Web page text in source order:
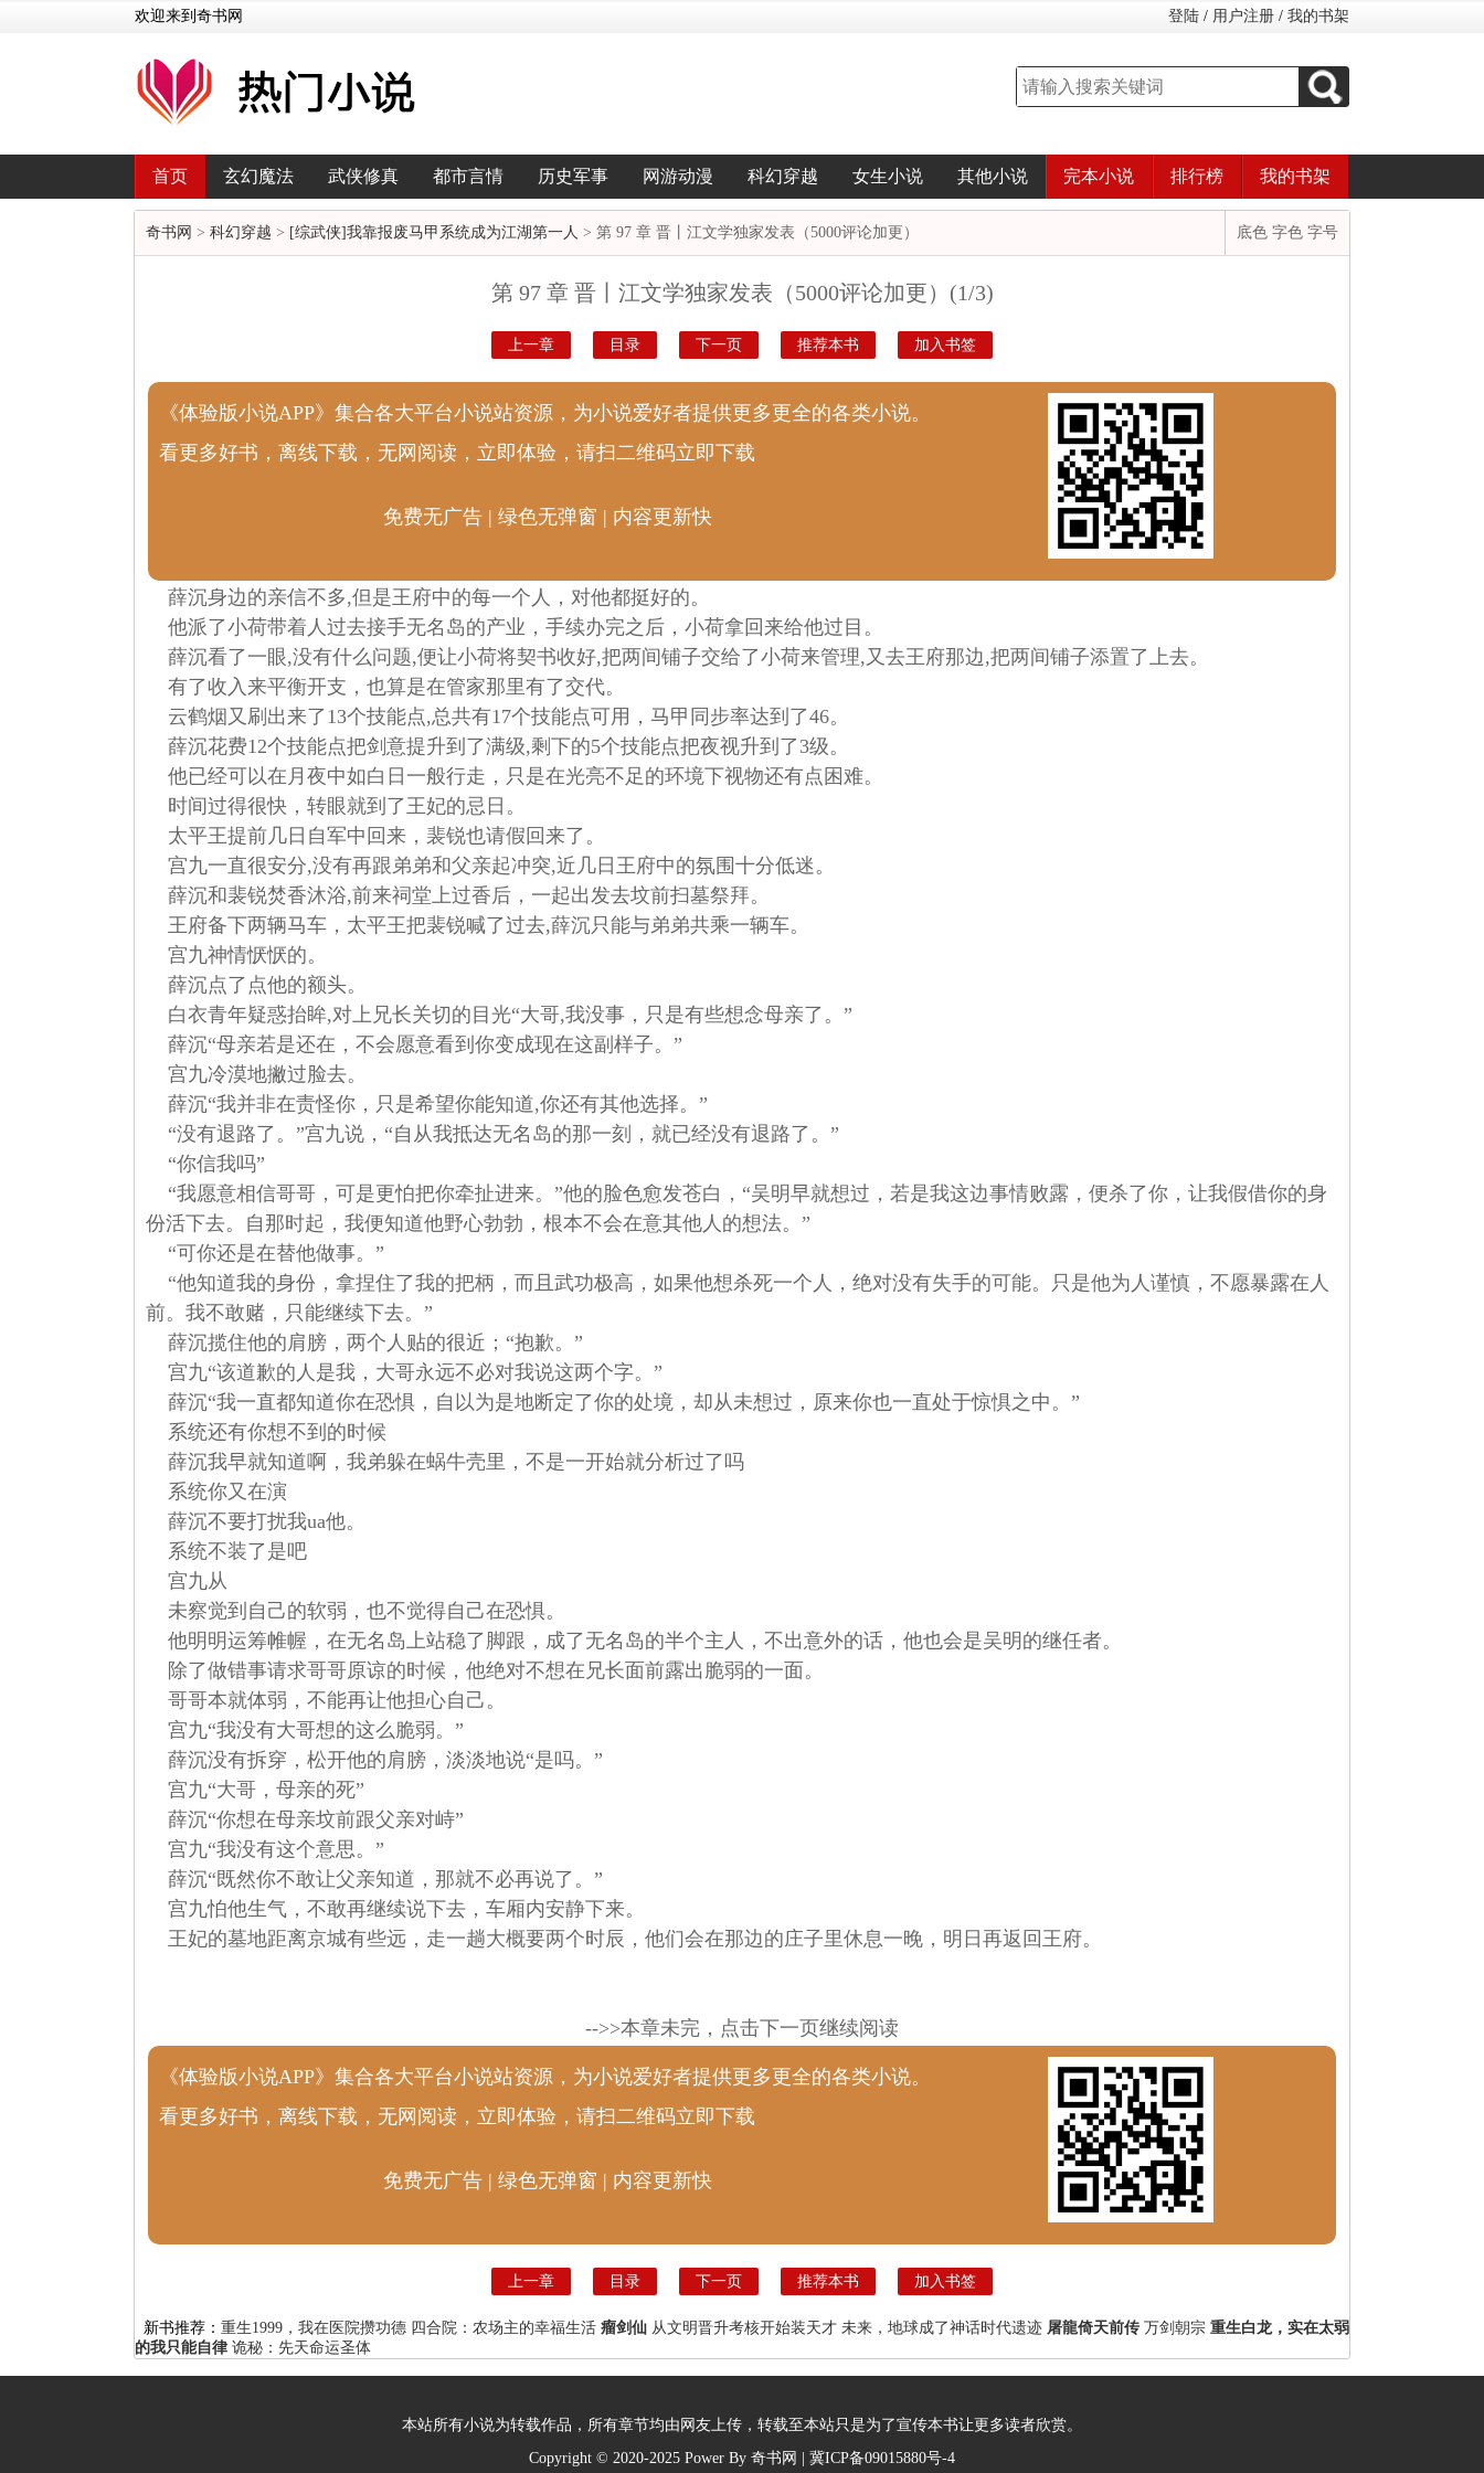
欢迎来到奇书网 登陆 / 用户注册 / 我的书架
首页 玄幻魔法 武侠修真 都市言情 历史军事 网游动漫 科幻穿越 女生小说 其他小说 完本小说 排行榜 我的书架
奇书网 > 科幻穿越 > [综武侠]我靠报废马甲系统成为江湖第一人 > 第 97 章 晋丨江文学独家发表（5000评论加更） 底色 字色 字号
第 97 章 晋丨江文学独家发表（5000评论加更）(1/3)
上一章 目录 下一页 推荐本书 加入书签
《体验版小说APP》集合各大平台小说站资源，为小说爱好者提供更多更全的各类小说。
看更多好书，离线下载，无网阅读，立即体验，请扫二维码立即下载
免费无广告 | 绿色无弹窗 | 内容更新快
薛沉身边的亲信不多,但是王府中的每一个人，对他都挺好的。
他派了小荷带着人过去接手无名岛的产业，手续办完之后，小荷拿回来给他过目。
薛沉看了一眼,没有什么问题,便让小荷将契书收好,把两间铺子交给了小荷来管理,又去王府那边,把两间铺子添置了上去。
有了收入来平衡开支，也算是在管家那里有了交代。
云鹤烟又刷出来了13个技能点,总共有17个技能点可用，马甲同步率达到了46。
薛沉花费12个技能点把剑意提升到了满级,剩下的5个技能点把夜视升到了3级。
他已经可以在月夜中如白日一般行走，只是在光亮不足的环境下视物还有点困难。
时间过得很快，转眼就到了王妃的忌日。
太平王提前几日自军中回来，裴锐也请假回来了。
宫九一直很安分,没有再跟弟弟和父亲起冲突,近几日王府中的氛围十分低迷。
薛沉和裴锐焚香沐浴,前来祠堂上过香后，一起出发去坟前扫墓祭拜。
王府备下两辆马车，太平王把裴锐喊了过去,薛沉只能与弟弟共乘一辆车。
宫九神情恹恹的。
薛沉点了点他的额头。
白衣青年疑惑抬眸,对上兄长关切的目光“大哥,我没事，只是有些想念母亲了。”
薛沉“母亲若是还在，不会愿意看到你变成现在这副样子。”
宫九冷漠地撇过脸去。
薛沉“我并非在责怪你，只是希望你能知道,你还有其他选择。”
“没有退路了。”宫九说，“自从我抵达无名岛的那一刻，就已经没有退路了。”
“你信我吗”
“我愿意相信哥哥，可是更怕把你牵扯进来。”他的脸色愈发苍白，“吴明早就想过，若是我这边事情败露，便杀了你，让我假借你的身
份活下去。自那时起，我便知道他野心勃勃，根本不会在意其他人的想法。”
“可你还是在替他做事。”
“他知道我的身份，拿捏住了我的把柄，而且武功极高，如果他想杀死一个人，绝对没有失手的可能。只是他为人谨慎，不愿暴露在人
前。我不敢赌，只能继续下去。”
薛沉揽住他的肩膀，两个人贴的很近；“抱歉。”
宫九“该道歉的人是我，大哥永远不必对我说这两个字。”
薛沉“我一直都知道你在恐惧，自以为是地断定了你的处境，却从未想过，原来你也一直处于惊惧之中。”
系统还有你想不到的时候
薛沉我早就知道啊，我弟躲在蜗牛壳里，不是一开始就分析过了吗
系统你又在演
薛沉不要打扰我ua他。
系统不装了是吧
宫九从
未察觉到自己的软弱，也不觉得自己在恐惧。
他明明运筹帷幄，在无名岛上站稳了脚跟，成了无名岛的半个主人，不出意外的话，他也会是吴明的继任者。
除了做错事请求哥哥原谅的时候，他绝对不想在兄长面前露出脆弱的一面。
哥哥本就体弱，不能再让他担心自己。
宫九“我没有大哥想的这么脆弱。”
薛沉没有拆穿，松开他的肩膀，淡淡地说“是吗。”
宫九“大哥，母亲的死”
薛沉“你想在母亲坟前跟父亲对峙”
宫九“我没有这个意思。”
薛沉“既然你不敢让父亲知道，那就不必再说了。”
宫九怕他生气，不敢再继续说下去，车厢内安静下来。
王妃的墓地距离京城有些远，走一趟大概要两个时辰，他们会在那边的庄子里休息一晚，明日再返回王府。
-->>本章未完，点击下一页继续阅读
《体验版小说APP》集合各大平台小说站资源，为小说爱好者提供更多更全的各类小说。
看更多好书，离线下载，无网阅读，立即体验，请扫二维码立即下载
免费无广告 | 绿色无弹窗 | 内容更新快
上一章 目录 下一页 推荐本书 加入书签
新书推荐： 重生1999，我在医院攒功德 四合院：农场主的幸福生活 瘤剑仙 从文明晋升考核开始装天才 未来，地球成了神话时代遗迹 屠龍倚天前传 万剑朝宗 重生白龙，实在太弱
的我只能自律 诡秘：先天命运圣体
本站所有小说为转载作品，所有章节均由网友上传，转载至本站只是为了宣传本书让更多读者欣赏。
Copyright © 2020-2025 Power By 奇书网 | 冀ICP备09015880号-4